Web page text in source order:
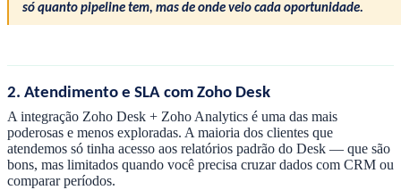
só quanto pipeline tem, mas de onde veio cada oportunidade.
2. Atendimento e SLA com Zoho Desk
A integração Zoho Desk + Zoho Analytics é uma das mais
poderosas e menos exploradas. A maioria dos clientes que
atendemos só tinha acesso aos relatórios padrão do Desk — que são
bons, mas limitados quando você precisa cruzar dados com CRM ou
comparar períodos.